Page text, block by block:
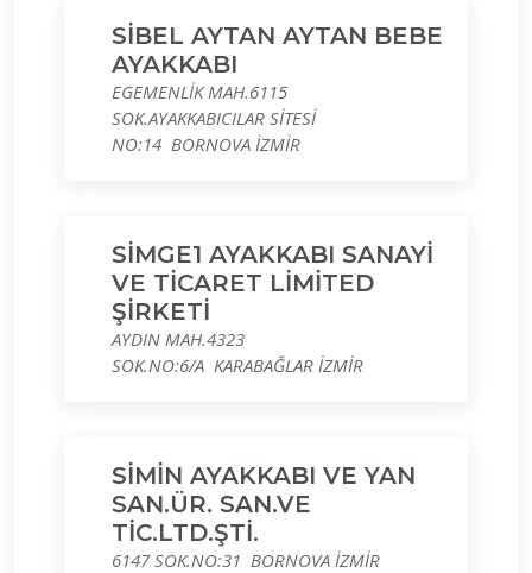
SİBEL AYTAN AYTAN BEBE
AYAKKABI
EGEMENLİK MAH.6115
SOK.AYAKKABICILAR SİTESİ
NO:14 BORNOVA İZMİR
SİMGE1 AYAKKABI SANAYİ
VE TİCARET LİMİTED
ŞİRKETİ
AYDIN MAH.4323
SOK.NO:6/A KARABAĞLAR İZMİR
SİMİN AYAKKABI VE YAN
SAN.ÜR. SAN.VE
TİC.LTD.ŞTİ.
6147 SOK.NO:31 BORNOVA İZMİR